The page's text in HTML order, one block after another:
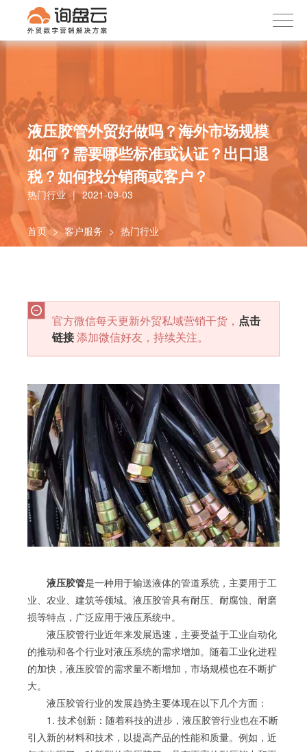
首页
客户案例
内容社区
关于我们
液压胶管外贸好做吗？海外市场规模
如何？需要哪些标准或认证？出口退
税？如何找分销商或客户？
热门行业 | 2021-09-03
首页 > 客户服务 > 热门行业
官方微信每天更新外贸私域营销干货， 点击
链接添加微信好友，持续关注。
液压胶管是一种用于输送液体的管道系统，主要用于工
业、农业、建筑等领域。液压胶管具有耐压、耐腐蚀、耐磨
损等特点，广泛应用于液压系统中。
液压胶管行业近年来发展迅速，主要受益于工业自动化
的推动和各个行业对液压系统的需求增加。随着工业化进程
的加快，液压胶管的需求量不断增加，市场规模也在不断扩
大。
液压胶管行业的发展趋势主要体现在以下几个方面：
1. 技术创新：随着科技的进步，液压胶管行业也在不断
引入新的材料和技术，以提高产品的性能和质量。例如，近
下载APP